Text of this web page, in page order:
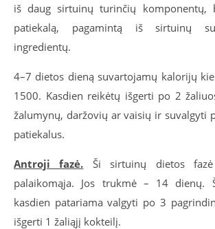
iš daug sirtuinų turinčių komponentų,
patiekalą, pagamintą iš sirtuinų
ingredientų.
4–7 dietos dieną suvartojamų kalorijų
1500. Kasdien reikėtų išgerti po 2
žalumynų, daržovių ar vaisių ir suvalgyti
patiekalus.
Antroji fazė. Ši sirtuinų dietos
palaikomąja. Jos trukmė – 14 dienų.
kasdien patariama valgyti po 3
išgerti 1 žaliąjį kokteilį.